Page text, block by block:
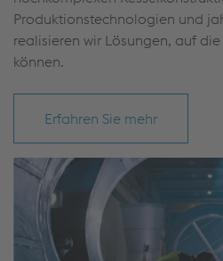
Produktionstechnologien und
realisieren wir Lösungen, auf die
können.
Erfahren Sie mehr